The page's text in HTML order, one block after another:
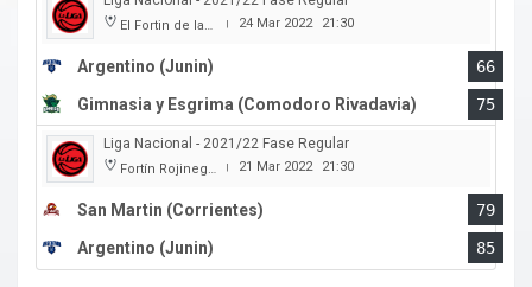
El Fortin de las Morochas | 24 Mar 2022 21:30
Argentino (Junin)
66
Gimnasia y Esgrima (Comodoro Rivadavia)
75
Liga Nacional - 2021/22 Fase Regular
Fortín Rojinegro | 21 Mar 2022 21:30
San Martin (Corrientes)
79
Argentino (Junin)
85